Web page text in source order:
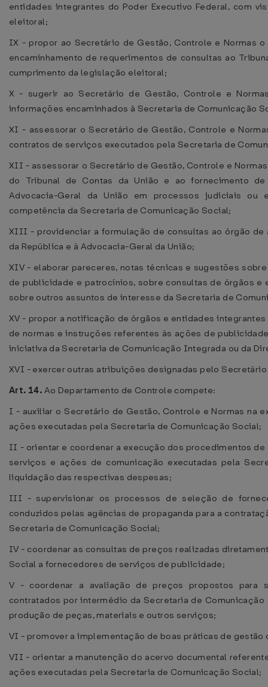
entidades integrantes do Poder Executivo Federal, com
eleitoral;
IX - propor ao Secretário de Gestão, Controle e Normas
encaminhamento de requerimentos de consultas ao
cumprimento da legislação eleitoral;
X - sugerir ao Secretário de Gestão, Controle e
informações encaminhados à Secretaria de Comunicação
XI - assessorar o Secretário de Gestão, Controle e
contratos de serviços executados pela Secretaria de
XII - assessorar o Secretário de Gestão, Controle e
do Tribunal de Contas da União e ao fornecimento
Advocacia-Geral da União em processos judiciais ou
competência da Secretaria de Comunicação Social;
XIII - providenciar a formulação de consultas ao órgão de
da República e à Advocacia-Geral da União;
XIV - elaborar pareceres, notas técnicas e sugestões
de publicidade e patrocínios, sobre consultas de órgãos
sobre outros assuntos de interesse da Secretaria de
XV - propor a notificação de órgãos e entidades
de normas e instruções referentes às ações de
iniciativa da Secretaria de Comunicação Integrada ou da
XVI - exercer outras atribuições designadas pelo
Art. 14. Ao Departamento de Controle compete:
I - auxiliar o Secretário de Gestão, Controle e Normas na
ações executadas pela Secretaria de Comunicação Social;
II - orientar e coordenar a execução dos procedimentos
serviços e ações de comunicação executadas pela
liquidação das respectivas despesas;
III - supervisionar os processos de seleção de
conduzidos pelas agências de propaganda para a
Secretaria de Comunicação Social;
IV - coordenar as consultas de preços realizadas
Social a fornecedores de serviços de publicidade;
V - coordenar a avaliação de preços propostos para
contratados por intermédio da Secretaria de
produção de peças, materiais e outros serviços;
VI - promover a implementação de boas práticas de
VII - orientar a manutenção do acervo documental
ações executadas pela Secretaria de Comunicação Social;